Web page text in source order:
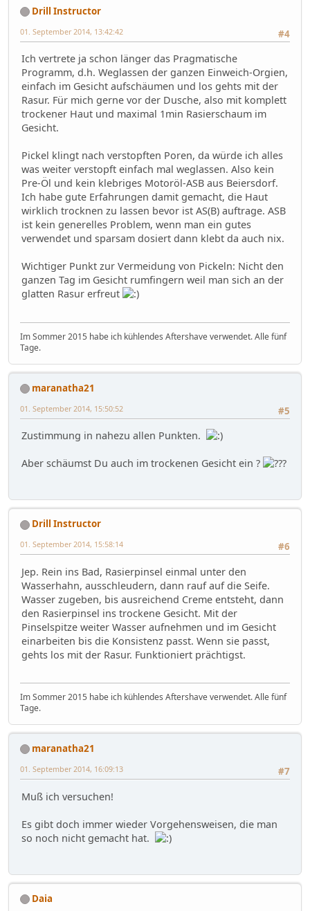
Drill Instructor
#4
01. September 2014, 13:42:42
Ich vertrete ja schon länger das Pragmatische
Programm, d.h. Weglassen der ganzen Einweich-Orgien,
einfach im Gesicht aufschäumen und los gehts mit der
Rasur. Für mich gerne vor der Dusche, also mit komplett
trockener Haut und maximal 1min Rasierschaum im
Gesicht.
Pickel klingt nach verstopften Poren, da würde ich alles
was weiter verstopft einfach mal weglassen. Also kein
Pre-Öl und kein klebriges Motoröl-ASB aus Beiersdorf.
Ich habe gute Erfahrungen damit gemacht, die Haut
wirklich trocknen zu lassen bevor ist AS(B) auftrage. ASB
ist kein generelles Problem, wenn man ein gutes
verwendet und sparsam dosiert dann klebt da auch nix.
Wichtiger Punkt zur Vermeidung von Pickeln: Nicht den
ganzen Tag im Gesicht rumfingern weil man sich an der
glatten Rasur erfreut
Im Sommer 2015 habe ich kühlendes Aftershave verwendet. Alle fünf
Tage.
maranatha21
#5
01. September 2014, 15:50:52
Zustimmung in nahezu allen Punkten.
Aber schäumst Du auch im trockenen Gesicht ein ?
Drill Instructor
#6
01. September 2014, 15:58:14
Jep. Rein ins Bad, Rasierpinsel einmal unter den
Wasserhahn, ausschleudern, dann rauf auf die Seife.
Wasser zugeben, bis ausreichend Creme entsteht, dann
den Rasierpinsel ins trockene Gesicht. Mit der
Pinselspitze weiter Wasser aufnehmen und im Gesicht
einarbeiten bis die Konsistenz passt. Wenn sie passt,
gehts los mit der Rasur. Funktioniert prächtigst.
Im Sommer 2015 habe ich kühlendes Aftershave verwendet. Alle fünf
Tage.
maranatha21
#7
01. September 2014, 16:09:13
Muß ich versuchen!
Es gibt doch immer wieder Vorgehensweisen, die man
so noch nicht gemacht hat.
Daia